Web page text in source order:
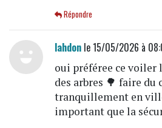
Répondre
lahdonle 15/05/2026 à
oui préféree ce voiler
des arbres 🌳 faire
tranquillement en
important que la